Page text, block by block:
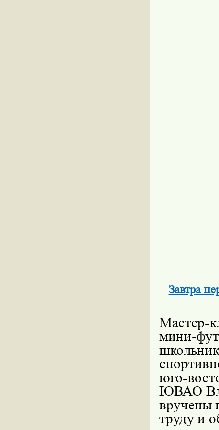
Завтра
мини-
юго-
ЮВАО
вручены
труду и